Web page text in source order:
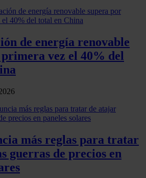
de energía renovable
vez el 40% del
más reglas para tratar
guerras de precios en